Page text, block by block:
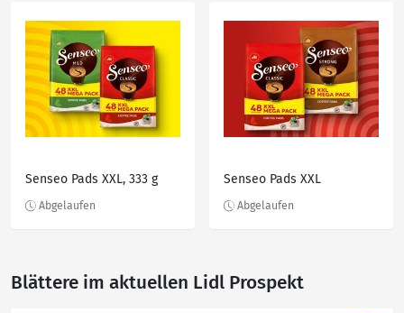
Senseo Pads XXL, 333 g Senseo Pads XXL
Blättere im aktuellen Lidl Prospekt